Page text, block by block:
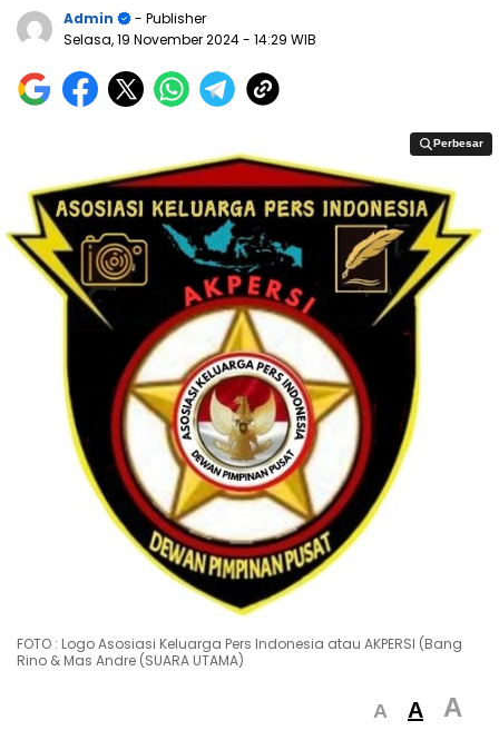
Admin
- Publisher
Selasa, 19 November 2024- 14:29 WIB
Perbesar
Perbesar
FOTO : Logo Asosiasi Keluarga Pers Indonesia atau AKPERSI (Bang
Rino & Mas Andre (SUARA UTAMA)
A A A